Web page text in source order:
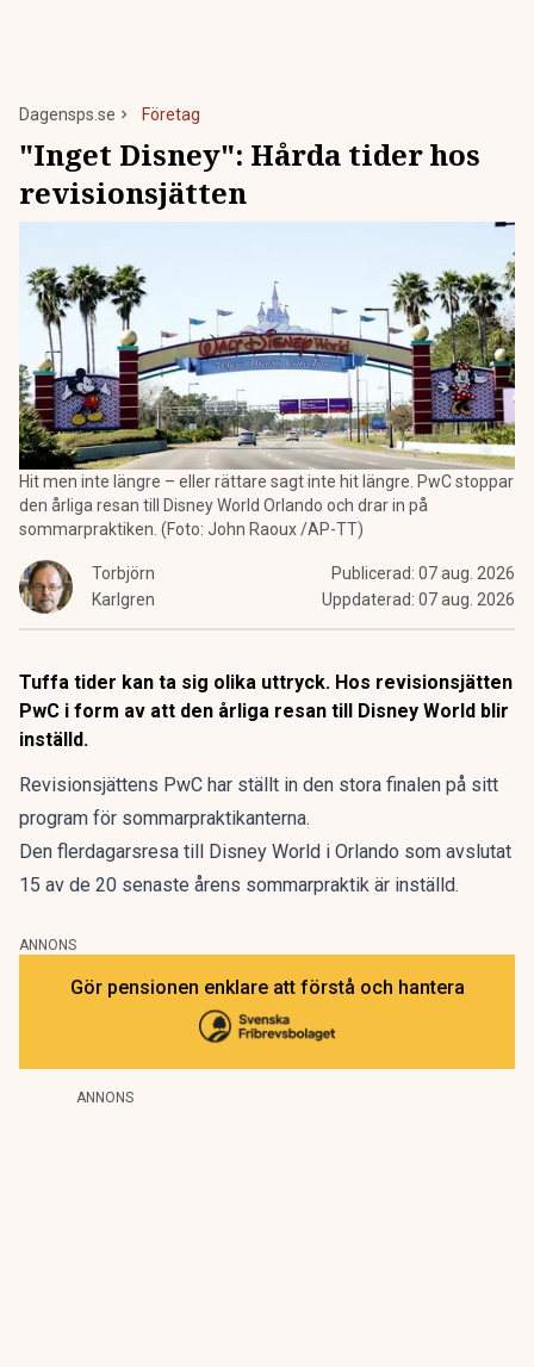
Dagensps.se Företag
"Inget Disney": Hårda tider hos
revisionsjätten
Hit men inte längre – eller rättare sagt inte hit längre. PwC stoppar
den årliga resan till Disney World Orlando och drar in på
sommarpraktiken. (Foto: John Raoux /AP-TT)
Torbjörn
Karlgren
Publicerad: 07 aug. 2026
Uppdaterad: 07 aug. 2026
Tuffa tider kan ta sig olika uttryck. Hos revisionsjätten
PwC i form av att den årliga resan till Disney World blir
inställd.
Revisionsjättens PwC har ställt in den stora finalen på sitt
program för sommarpraktikanterna.
Den flerdagarsresa till Disney World i Orlando som avslutat
15 av de 20 senaste årens sommarpraktik är inställd.
ANNONS
Gör pensionen enklare att förstå och hantera
ANNONS